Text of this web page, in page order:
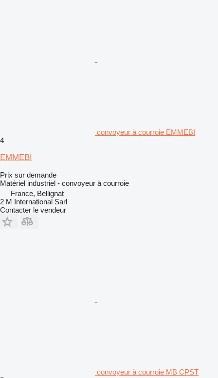
convoyeur à courroie EMMEBI
4
EMMEBI
Prix sur demande
Matériel industriel - convoyeur à courroie
France, Bellignat
2 M International Sarl
Contacter le vendeur
convoyeur à courroie MB CPST